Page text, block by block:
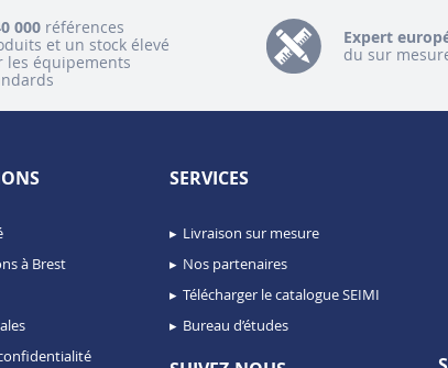
000 références
et un stock élevé
les équipements
Expert
du sur
à Brest
SERVICES
Livraison sur mesure
Nos partenaires
Télécharger le catalogue SEIMI
Bureau d’études